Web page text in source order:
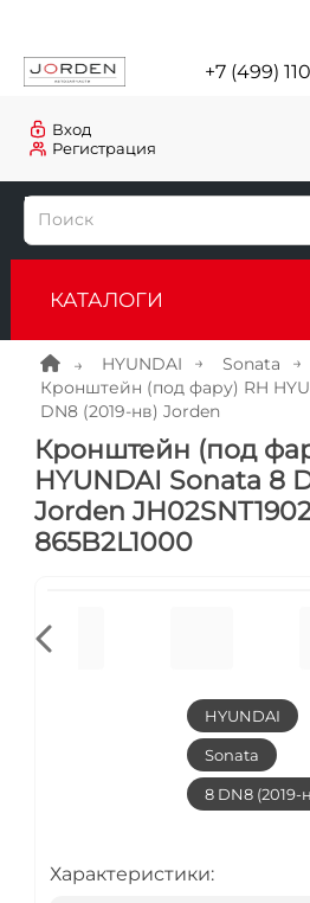
+7 (499)
Регистрация
Вход
КАТАЛОГИ
HYUNDAI Sonata
Кронштейн (под фару) RH
DN8 (2019-нв) Jorden
Кронштейн (под
HYUNDAI Sonata 8
Jorden
865B2L1000
HYUNDAI
Sonata
8 DN8 (2019-
Характеристики: